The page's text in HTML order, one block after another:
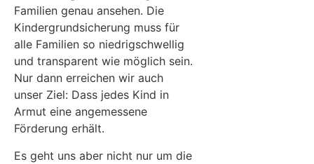
Familien genau ansehen. Die
Kindergrundsicherung muss für
alle Familien so niedrigschwellig
und transparent wie möglich sein.
Nur dann erreichen wir auch
unser Ziel: Dass jedes Kind in
Armut eine angemessene
Förderung erhält.
Es geht uns aber nicht nur um die